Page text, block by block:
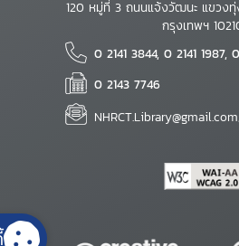
120 หมู่ที่ 3 ถนนแจ้งวัฒนะ แขวง
กรุงเทพฯ
0 2141 3844, 0 2141 1987,
0 2143 7746